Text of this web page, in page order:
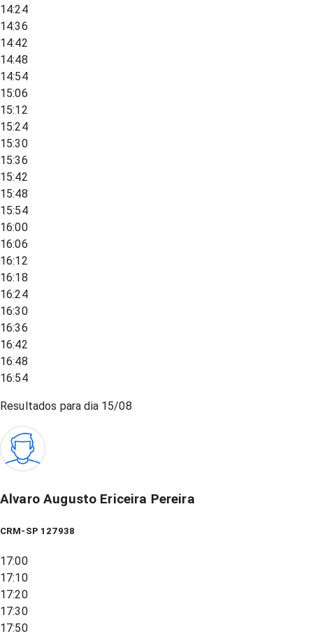
14:24
14:36
14:42
14:48
14:54
15:06
15:12
15:24
15:30
15:36
15:42
15:48
15:54
16:00
16:06
16:12
16:18
16:24
16:30
16:36
16:42
16:48
16:54
Resultados para dia 15/08
Alvaro Augusto Ericeira Pereira
CRM-SP 127938
17:00
17:10
17:20
17:30
17:50